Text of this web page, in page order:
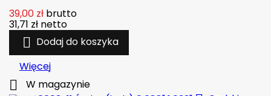
39,00 zł brutto
31,71 zł netto
 Dodaj do koszyka
Więcej
 W magazynie